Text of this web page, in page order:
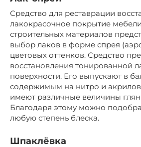
Средство для реставрации
лакокрасочное покрытие
строительных материалов
выбор лаков в форме спрея
цветовых оттенков. Средство
восстановления тонированной
поверхности. Его выпускают в
содержимым на нитро и
имеют различные величины
Благодаря этому можно
любую степень блеска.
Шпаклёвка